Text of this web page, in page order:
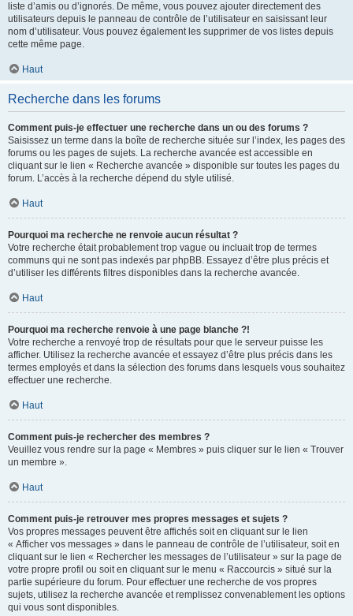
liste d’amis ou d’ignorés. De même, vous pouvez ajouter directement des
utilisateurs depuis le panneau de contrôle de l’utilisateur en saisissant leur
nom d’utilisateur. Vous pouvez également les supprimer de vos listes depuis
cette même page.
Haut
Recherche dans les forums
Comment puis-je effectuer une recherche dans un ou des forums ?
Saisissez un terme dans la boîte de recherche située sur l’index, les pages des
forums ou les pages de sujets. La recherche avancée est accessible en
cliquant sur le lien « Recherche avancée » disponible sur toutes les pages du
forum. L’accès à la recherche dépend du style utilisé.
Haut
Pourquoi ma recherche ne renvoie aucun résultat ?
Votre recherche était probablement trop vague ou incluait trop de termes
communs qui ne sont pas indexés par phpBB. Essayez d’être plus précis et
d’utiliser les différents filtres disponibles dans la recherche avancée.
Haut
Pourquoi ma recherche renvoie à une page blanche ?!
Votre recherche a renvoyé trop de résultats pour que le serveur puisse les
afficher. Utilisez la recherche avancée et essayez d’être plus précis dans les
termes employés et dans la sélection des forums dans lesquels vous souhaitez
effectuer une recherche.
Haut
Comment puis-je rechercher des membres ?
Veuillez vous rendre sur la page « Membres » puis cliquer sur le lien « Trouver
un membre ».
Haut
Comment puis-je retrouver mes propres messages et sujets ?
Vos propres messages peuvent être affichés soit en cliquant sur le lien
« Afficher vos messages » dans le panneau de contrôle de l’utilisateur, soit en
cliquant sur le lien « Rechercher les messages de l’utilisateur » sur la page de
votre propre profil ou soit en cliquant sur le menu « Raccourcis » situé sur la
partie supérieure du forum. Pour effectuer une recherche de vos propres
sujets, utilisez la recherche avancée et remplissez convenablement les options
qui vous sont disponibles.